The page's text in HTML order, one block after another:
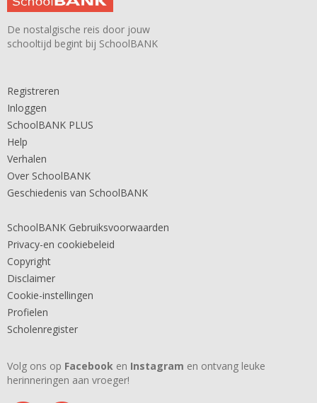
De nostalgische reis door jouw
schooltijd begint bij SchoolBANK
Registreren
Inloggen
SchoolBANK PLUS
Help
Verhalen
Over SchoolBANK
Geschiedenis van SchoolBANK
SchoolBANK Gebruiksvoorwaarden
Privacy-en cookiebeleid
Copyright
Disclaimer
Cookie-instellingen
Profielen
Scholenregister
Volg ons op Facebook en Instagram en ontvang leuke
herinneringen aan vroeger!